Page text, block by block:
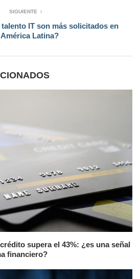
SIGUIENTE
IT son más solicitados en
América Latina?
supera el 43%: ¿es una señal
financiero?